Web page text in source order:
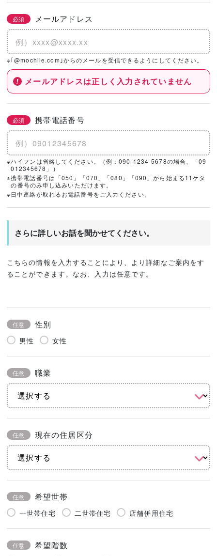
必須 メールアドレス
※｢@mochiie.com｣からのメールを受信できるようにしてください。
メールアドレスは正しく入力されていません
必須 携帯電話番号
※ハイフンは省略してください。（例：090-1234-5678の場合、「09
012345678」）
※携帯電話番号は「050」「070」「080」「090」から始まる11ケタ
の番号のみ申し込みいただけます。
※日中連絡が取れるお電話番号をご入力ください。
さらに詳しいお話を聞かせてください。
こちらの情報を入力することにより、より詳細なご案内をす
ることができます。なお、入力は任意です。
任意 性別
男性 女性
任意 職業
任意 現在の住居区分
任意 希望世帯
一世帯住宅 二世帯住宅 店舗併用住宅
任意 希望階数